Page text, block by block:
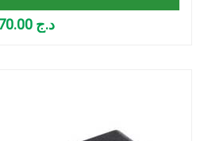
د.ج